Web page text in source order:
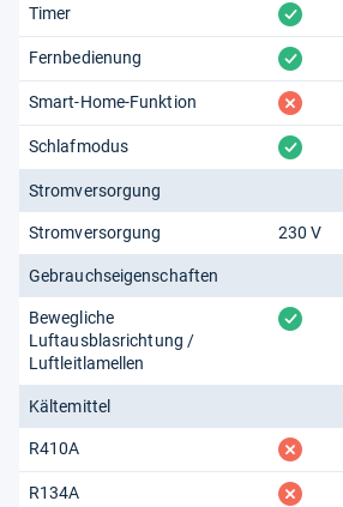
Timer vorhanden
Fernbedienung vorhanden
Smart-Home-Funktion fehlt
Schlafmodus vorhanden
Stromversorgung
Stromversorgung 230 V
Gebrauchseigenschaften
Bewegliche
Luftausblasrichtung /
Luftleitlamellen
vorhanden
Kältemittel
R410A fehlt
R134A fehlt